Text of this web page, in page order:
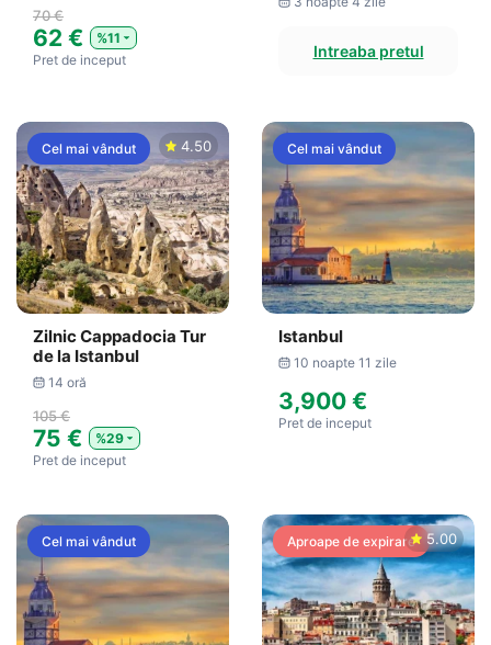
70 €
62 €
%11
Pret de inceput
Intreaba pretul
Cel mai vândut 4.50
Zilnic Cappadocia Tur
de la Istanbul
14 oră
105 €
75 €
%29
Pret de inceput
Cel mai vândut
Istanbul
10 noapte 11 zile
3,900 €
Pret de inceput
Cel mai vândut Aproape de expirare 5.00